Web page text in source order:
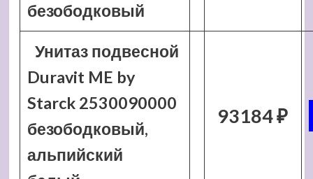
безободковый
Унитаз подвесной
Duravit ME by
Starck 2530090000
безободковый,
альпийский
93184 ₽